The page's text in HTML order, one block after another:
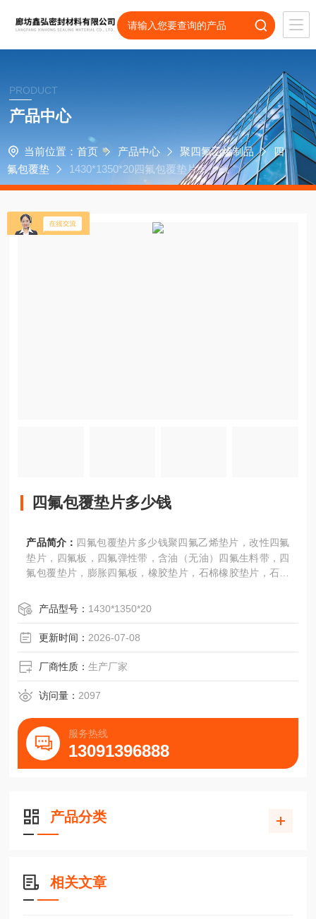
PRODUCT
产品中心
当前位置： 首页 产品中心 聚四氟乙烯制品
四
氟包覆垫
1430*1350*20四氟包覆垫片多少钱
四氟包覆垫片多少钱
产品简介： 四氟包覆垫片多少钱聚四氟乙烯垫片，改性四氟
垫片，四氟板，四氟弹性带，含油（无油）四氟生料带，四
氟包覆垫片，膨胀四氟板，橡胶垫片，石棉橡胶垫片，石棉
紫铜垫片，石墨复合垫片，四氟盘根，碳纤维盘根，石墨盘
根，高水基盘根，芳纶盘根，陶瓷纤维盘根，各种混编盘
根，及各种盘根环垫
产品型号： 1430*1350*20
更新时间： 2026-07-08
厂商性质：生产厂家
访问量： 2097
服务热线
13091396888
产品分类
相关文章